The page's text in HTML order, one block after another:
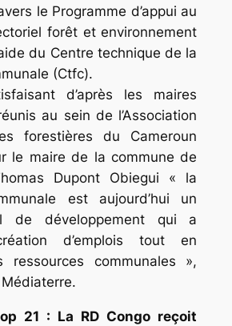
le Programme d’appui au
forêt et environnement
du Centre technique de la
(Ctfc).
d’après les maires
au sein de l’Association
forestières du Cameroun
le maire de la commune de
Dupont Obiegui « la
est aujourd’hui un
de développement qui a
d’emplois tout en
ressources communales »,
21 : La RD Congo reçoit